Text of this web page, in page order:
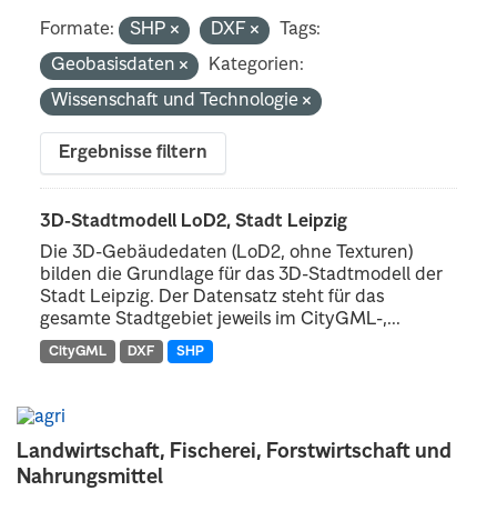
Landwirtschaft, Fischerei, Forstwirtschaft und
Nahrungsmittel
Formate: SHP DXF
Tags:
Geobasisdaten
Kategorien:
Wissenschaft und Technologie
Ergebnisse filtern
3D-Stadtmodell LoD2, Stadt Leipzig
Die 3D-Gebäudedaten (LoD2, ohne Texturen)
bilden die Grundlage für das 3D-Stadtmodell der
Stadt Leipzig. Der Datensatz steht für das
gesamte Stadtgebiet jeweils im CityGML-,...
CityGML DXF SHP